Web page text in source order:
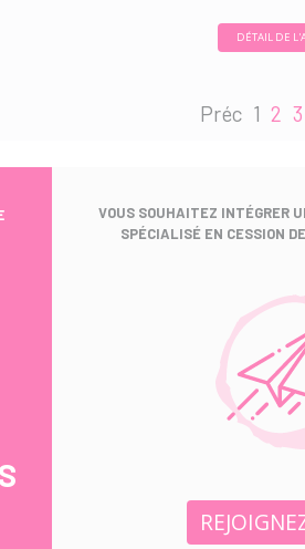
DÉTAIL DE
Préc 1 2 3
VOUS SOUHAITEZ INTÉGRER
SPÉCIALISÉ EN CESSION